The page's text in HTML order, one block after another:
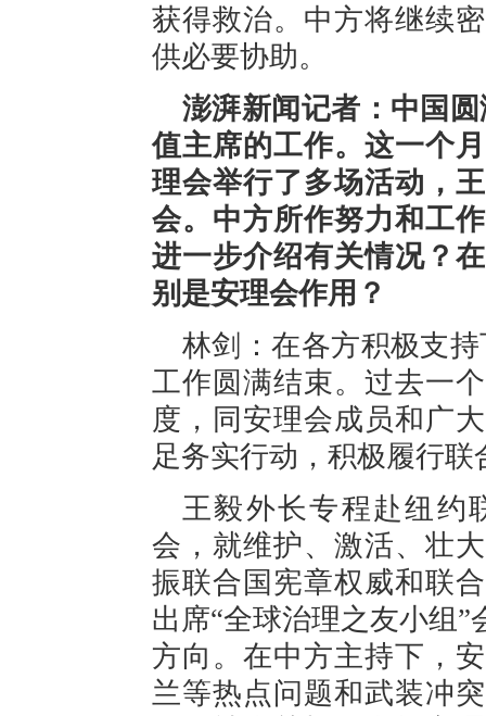
获得救治。中方将继续
供必要协助。
澎湃新闻记者：中国
值主席的工作。这一个
理会举行了多场活动，
会。中方所作努力和工
进一步介绍有关情况？
别是安理会作用？
林剑：在各方积极支
工作圆满结束。过去一
度，同安理会成员和广
足务实行动，积极履行
王毅外长专程赴纽约
会，就维护、激活、壮
振联合国宪章权威和联
出席“全球治理之友小组
方向。在中方主持下，
兰等热点问题和武装冲